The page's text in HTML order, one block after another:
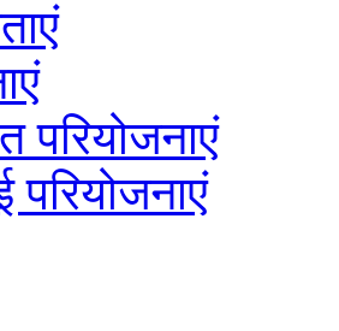
परियोजनाएं
परियोजनाएं